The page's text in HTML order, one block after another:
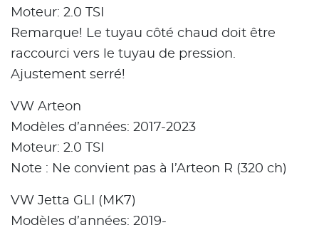
Moteur: 2.0 TSI
Remarque! Le tuyau côté chaud doit être
raccourci vers le tuyau de pression.
Ajustement serré!
VW Arteon
Modèles d’années: 2017-2023
Moteur: 2.0 TSI
Note : Ne convient pas à l’Arteon R (320 ch)
VW Jetta GLI (MK7)
Modèles d’années: 2019-